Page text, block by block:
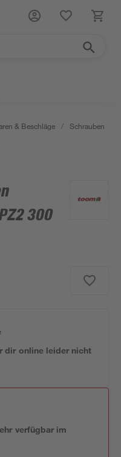
& Beschläge / Schrauben
300
dir online leider nicht
verfügbar im